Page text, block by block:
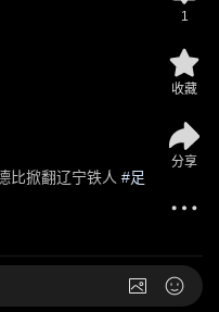
比掀翻辽宁铁人 #足
1
收藏
分享